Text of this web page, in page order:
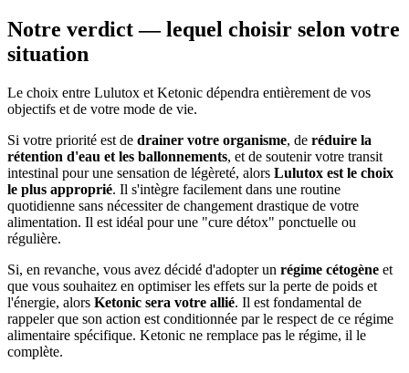
Notre verdict — lequel choisir selon votre
situation
Le choix entre Lulutox et Ketonic dépendra entièrement de vos
objectifs et de votre mode de vie.
Si votre priorité est de drainer votre organisme, de réduire la
rétention d'eau et les ballonnements, et de soutenir votre transit
intestinal pour une sensation de légèreté, alors Lulutox est le choix
le plus approprié. Il s'intègre facilement dans une routine
quotidienne sans nécessiter de changement drastique de votre
alimentation. Il est idéal pour une "cure détox" ponctuelle ou
régulière.
Si, en revanche, vous avez décidé d'adopter un régime cétogène et
que vous souhaitez en optimiser les effets sur la perte de poids et
l'énergie, alors Ketonic sera votre allié. Il est fondamental de
rappeler que son action est conditionnée par le respect de ce régime
alimentaire spécifique. Ketonic ne remplace pas le régime, il le
complète.